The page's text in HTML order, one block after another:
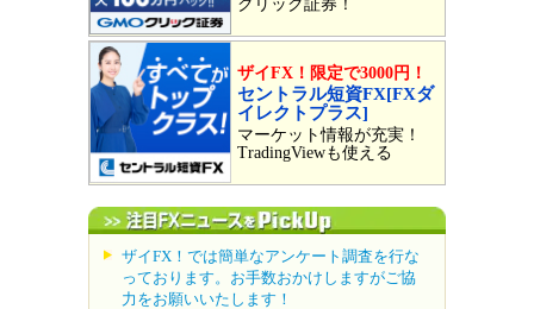
クリック証券！
ザイFX！限定で3000円！
セントラル短資FX[FXダ
イレクトプラス]
マーケット情報が充実！
TradingViewも使える
ザイFX！では簡単なアンケート調査を行な
っております。お手数おかけしますがご協
力をお願いいたします！